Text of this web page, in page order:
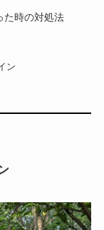
た時の対処法
ン